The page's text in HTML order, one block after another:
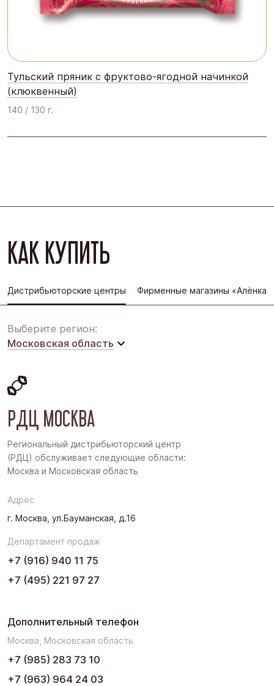
Тульский пряник с фруктово-ягодной начинкой
(клюквенный)
140 / 130 г.
КАК КУПИТЬ
Дистрибьюторские центры Фирменные магазины «Алёнка»
Выберите регион:
Московская область
Восточная Сибирь
Дальний Восток
Поволжье
Урал
РДЦ МОСКВА
Региональный дистрибьюторский центр
(РДЦ) обслуживает следующие области:
Москва и Московская область
Адрес
г. Москва, ул.Бауманская, д.16
Департамент продаж
+7 (916) 940 11 75
+7 (495) 221 97 27
Дополнительный телефон
Москва, Московская область
+7 (985) 283 73 10
+7 (963) 964 24 03